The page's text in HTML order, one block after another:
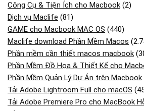
Công Cụ & Tiện Ích cho Macbook (2)
Dịch vụ Maclife (81)
GAME cho Macbook MAC OS (440)
Maclife download Phần Mềm Macos
Phần mềm cần thiết macos macbook
Phần Mềm Đồ Họa & Thiết Kế cho
Phần Mềm Quản Lý Dự Án trên Macbook
Tải Adobe Lightroom Full cho macOS
Tải Adobe Premiere Pro cho MacBook